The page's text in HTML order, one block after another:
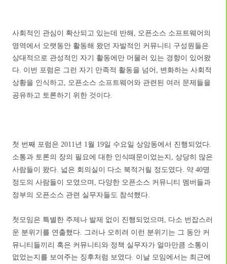
사회적인 관심이 확산되고 있는데 반해 , 오픈소스 소프트웨어의
영역에서 오랫동안 활동해 왔던 자발적인 커뮤니티 구성원들은
상대적으로 관성적인 자기 활동에만 머물러 있는 경향이 있어왔
다. 이번 포럼은 그런 자기 만족적 활동을 넘어 , 변화하는 사회적
상황을 인식하고, 오픈소스 소프트웨어와 관련된 여러 문제들을
공유하고 토론하기 위한 것이다.
첫 번째 포럼은 2011년 1월 19일 수요일 상암동에서 진행되었다.
소통과 토론의 장의 필요에 대한 인식때문이었는지 , 상당히 많은
사람들이 왔다. 넓은 회의실이 다소 북적거릴 정도였다. 약 40명
정도의 사람들이 모였으며 , 다양한 오픈소스 커뮤니티 멤버들과
정부의 오픈소스 관련 실무자들도 참석했다.
첫모임은 특별한 주제나 발제 없이 진행되었으며 , 다소 번잡스러
운 분위기를 연출했다. 그러나 오히려 이런 분위기는 그 동안 커
뮤니티들끼리 혹은 커뮤니티와 정책 실무자가 얼마만큼 소통이
없었는지를 보여주는 징후처럼 보였다. 이날 모임에서는 최근에